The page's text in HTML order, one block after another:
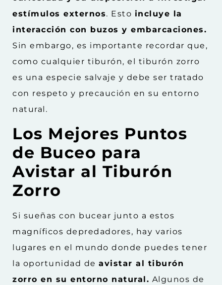
estímulos externos. Esto incluye la
interacción con buzos y embarcaciones.
Sin embargo, es importante recordar que,
como cualquier tiburón, el tiburón zorro
es una especie salvaje y debe ser tratado
con respeto y precaución en su entorno
natural.
Los Mejores Puntos
de Buceo para
Avistar al Tiburón
Zorro
Si sueñas con bucear junto a estos
magníficos depredadores, hay varios
lugares en el mundo donde puedes tener
la oportunidad de avistar al tiburón
zorro en su entorno natural. Algunos de